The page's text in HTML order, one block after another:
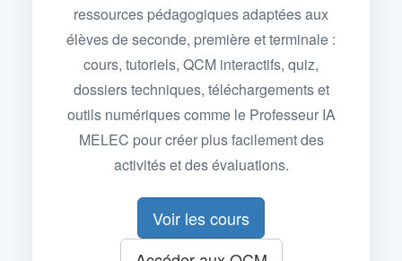
ressources pédagogiques adaptées aux
élèves de seconde, première et terminale :
cours, tutoriels, QCM interactifs, quiz,
dossiers techniques, téléchargements et
outils numériques comme le Professeur IA
MELEC pour créer plus facilement des
activités et des évaluations.
Voir les cours